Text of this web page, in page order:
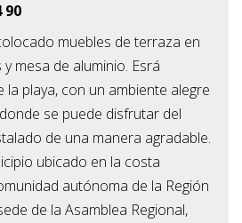
90
muebles de terraza en
mesa de aluminio. Esrá
la playa, con un ambiente alegre
se puede disfrutar del
de una manera agradable.
ubicado en la costa
autónoma de la Región
de la Asamblea Regional,